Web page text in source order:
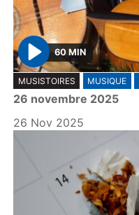
P
l
a
y
60 MIN
MUSISTOIRES MUSIQUE
26 novembre 2025
26 Nov 2025